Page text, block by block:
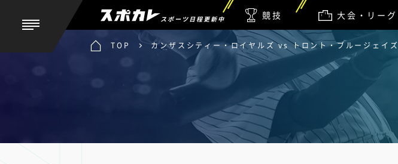
スポーツ日程更新中 競技 大会・リーグ
TOP カンザスシティー・ロイヤルズ vs トロント・ブルージェイズ